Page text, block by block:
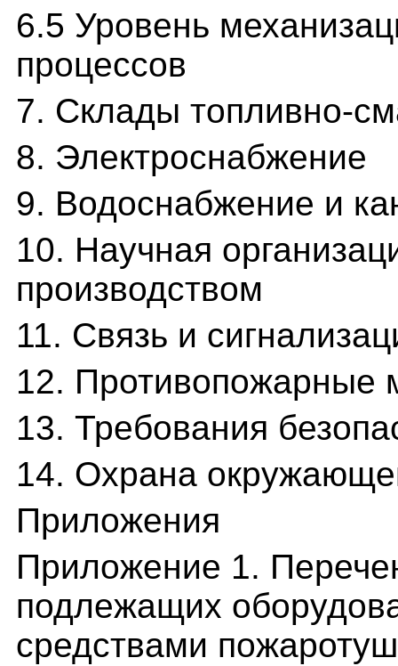
6.5 Уровень
процессов
7. Склады топливно-
8. Электроснабжение
9. Водоснабжение и
10. Научная
производством
11. Связь и
12. Противопожарные
13. Требования
14. Охрана
Приложения
Приложение 1.
подлежащих
средствами